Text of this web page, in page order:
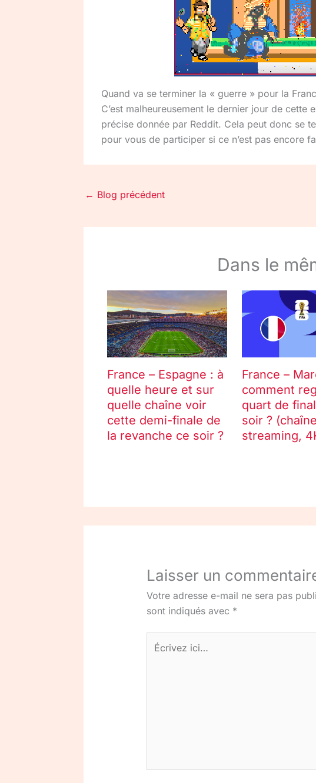
Quand va se terminer la « guerre » pour la
C’est malheureusement le dernier jour de cette
précise donnée par Reddit. Cela peut donc se
pour vous de participer si ce n’est pas encore
← Blog précédent
Dans le
France – Espagne : à
quelle heure et sur
quelle chaîne voir
cette demi-finale de
la revanche ce soir ?
France –
comment
quart de
soir ?
streaming,
Laisser un
Votre adresse e-mail ne sera pas
sont indiqués avec *
Écrivez
ici…